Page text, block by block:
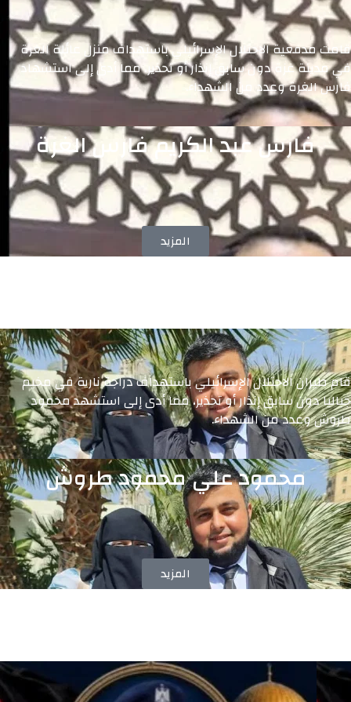
فارس عبد الكريم فارس الغرة
قامت مدفعية الاحتلال الإسرائيلي باستهداف منزل عائلة الغرة
في مدينة غزة دون سابق إنذار أو تحذير، مما أدى إلى استشهاد
فارس الغرة وعدد من الشهداء.
المزيد
محمود علي محمود طروش
قام طيران الاحتلال الإسرائيلي باستهداف دراجة نارية في مخيم
جباليا دون سابق إنذار أو تحذير، مما أدى إلى استشهد محمود
طروش وعدد من الشهداء.
المزيد